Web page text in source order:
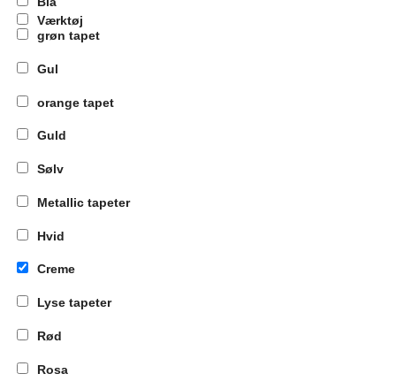
Værktøj
grøn tapet
Gul
orange tapet
Guld
Sølv
Metallic tapeter
Hvid
Creme
Lyse tapeter
Rød
Rosa